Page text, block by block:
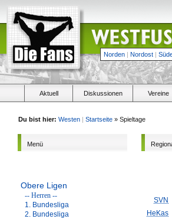
Norden | Nordost |
Aktuell Diskussionen Vereine
Du bist hier: Westen | Startseite » Spieltage
Menü
Obere Ligen
-- Herren --
1. Bundesliga
2. Bundesliga
SVN
HeKas